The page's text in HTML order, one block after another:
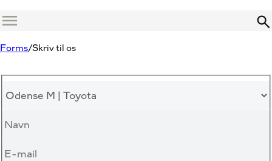
Menu
Forms Skriv til os